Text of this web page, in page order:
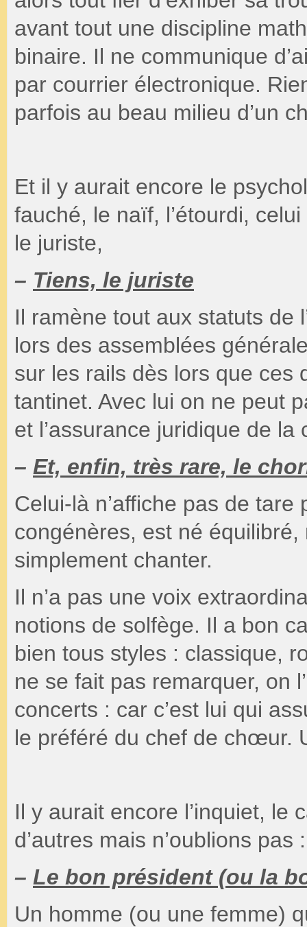
avant tout une discipline
binaire. Il ne communique
par courrier électronique.
parfois au beau milieu d’un
Et il y aurait encore le
fauché, le naïf, l’étourdi,
le juriste,
– Tiens, le juriste
Il ramène tout aux statuts de
lors des assemblées
sur les rails dès lors que ces
tantinet. Avec lui on ne peut
et l’assurance juridique de la
– Et, enfin, très rare, le
Celui-là n’affiche pas de
congénères, est né équilibré,
simplement chanter.
Il n’a pas une voix
notions de solfège. Il a bon
bien tous styles : classique,
ne se fait pas remarquer, on
concerts : car c’est lui qui
le préféré du chef de chœur.
Il y aurait encore l’inquiet, le
d’autres mais n’oublions pas :
– Le bon président (ou la
Un homme (ou une femme)